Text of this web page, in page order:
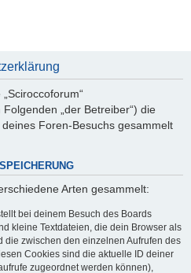
„der Betreiber“) die
Foren-Besuchs gesammelt
Arten gesammelt:
bei deinem Besuch des Boards
kleine Textdateien, die dein Browser als
die zwischen den einzelnen Aufrufen des
Cookies sind die aktuelle ID deiner
zugeordnet werden können),